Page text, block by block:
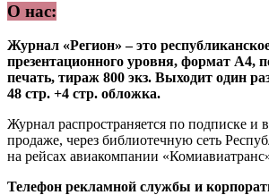
О нас:
Журнал «Регион» – это
презентационного уровня, формат А4,
печать, тираж 800 экз. Выходит один
48 стр. +4 стр. обложка.
Журнал распространяется по подписке и
продаже, через библиотечную сеть
на рейсах авиакомпании
Телефон рекламной службы и